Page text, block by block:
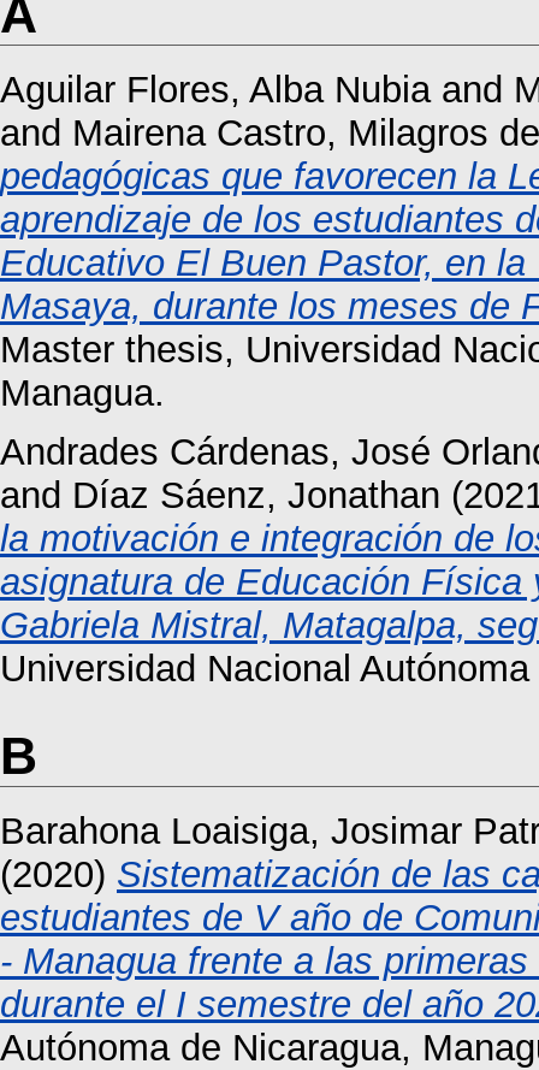
A
Aguilar Flores, Alba Nubiaand
and Mairena Castro, Milagros
pedagógicas que favorecen la
aprendizaje de los estudiantes
Educativo El Buen Pastor, en
Masaya, durante los meses de
Master thesis, Universidad
Managua.
Andrades Cárdenas, José
and Díaz Sáenz, Jonathan
la motivación e integración de
asignatura de Educación
Gabriela Mistral, Matagalpa,
Universidad Nacional
B
Barahona Loaisiga, Josimar
(2020) Sistematización de las
estudiantes de V año de
- Managua frente a las
durante el I semestre del año
Autónoma de Nicaragua,